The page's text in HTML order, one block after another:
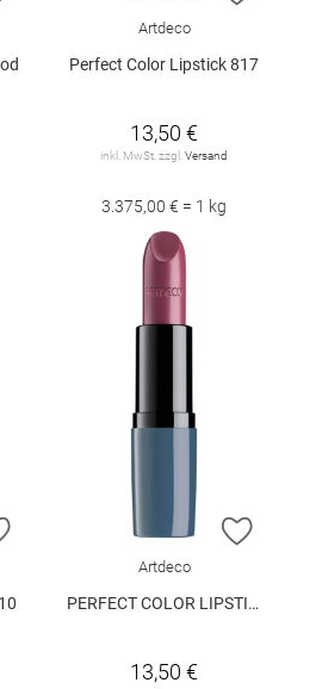
Artdeco
Perfect Color Lipstick 817
13,50 €
inkl. MwSt. zzgl. Versand
3.375,00 € = 1 kg
ZUR WUNSCHLISTE HINZUFÜGEN
ZUR
Artdeco
PERFECT COLOR LIPSTICK 929
13,50 €